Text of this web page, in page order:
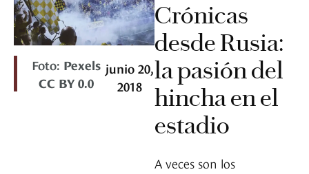
Foto: Pexels
CC BY 0.0
junio 20,
2018
Crónicas
desde Rusia:
la pasión del
hincha en el
estadio
A veces son los